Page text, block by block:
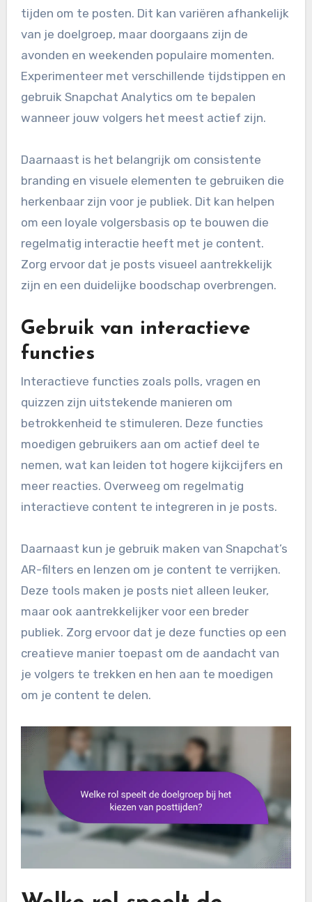
tijden om te posten. Dit kan variëren afhankelijk
van je doelgroep, maar doorgaans zijn de
avonden en weekenden populaire momenten.
Experimenteer met verschillende tijdstippen en
gebruik Snapchat Analytics om te bepalen
wanneer jouw volgers het meest actief zijn.
Daarnaast is het belangrijk om consistente
branding en visuele elementen te gebruiken die
herkenbaar zijn voor je publiek. Dit kan helpen
om een loyale volgersbasis op te bouwen die
regelmatig interactie heeft met je content.
Zorg ervoor dat je posts visueel aantrekkelijk
zijn en een duidelijke boodschap overbrengen.
Gebruik van interactieve
functies
Interactieve functies zoals polls, vragen en
quizzen zijn uitstekende manieren om
betrokkenheid te stimuleren. Deze functies
moedigen gebruikers aan om actief deel te
nemen, wat kan leiden tot hogere kijkcijfers en
meer reacties. Overweeg om regelmatig
interactieve content te integreren in je posts.
Daarnaast kun je gebruik maken van Snapchat’s
AR-filters en lenzen om je content te verrijken.
Deze tools maken je posts niet alleen leuker,
maar ook aantrekkelijker voor een breder
publiek. Zorg ervoor dat je deze functies op een
creatieve manier toepast om de aandacht van
je volgers te trekken en hen aan te moedigen
om je content te delen.